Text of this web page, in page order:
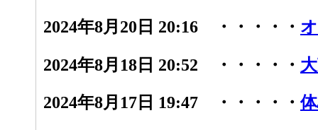
2024年8月20日 20:16 ・・・・・
2024年8月18日 20:52 ・・・・・
2024年8月17日 19:47 ・・・・・